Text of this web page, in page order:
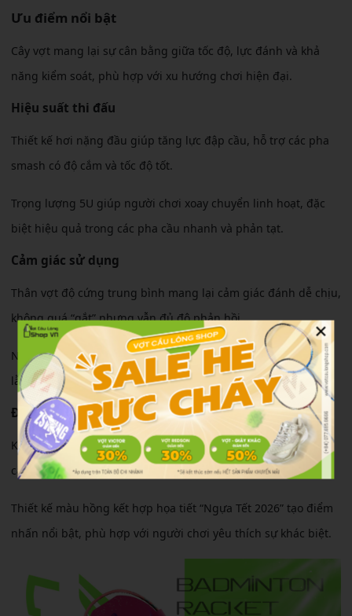
Ưu điểm nổi bật
Cây vợt mang lại sự cân bằng giữa tốc độ, lực đánh và khả
năng kiểm soát, phù hợp với xu hướng chơi hiện đại.
Hiệu suất thi đấu
Thiết kế hơi nặng đầu giúp tăng lực đập cầu, hỗ trợ các pha
smash có độ cắm và tốc độ tốt.
Trọng lượng 5U giúp người chơi xoay chuyển linh hoạt, đặc
biệt hiệu quả trong các pha cầu nhanh và phản tạt.
Cảm giác sử dụng
Thân vợt độ cứng trung bình mang lại cảm giác đánh dễ chịu,
không quá “gắt” nhưng vẫn đủ độ phản hồi.
Người chơi dễ làm quen, kiểm soát cầu tốt trong cả tấn công
lẫn phòng thủ.
Độ bền & thiết kế
Khung vợt carbon cao cấp giúp tăng độ bền và ổn định khi
căng ở mức cao.
Thiết kế màu hồng kết hợp họa tiết “Ngựa Tết 2026” tạo điểm
nhấn nổi bật, phù hợp với người chơi yêu thích sự khác biệt.
×